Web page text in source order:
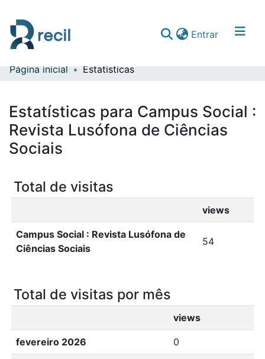
Entrar(current)
Comunidades & Coleções
Página inicial Estatísticas
Estatísticas para Campus Social :
Revista Lusófona de Ciências
Sociais
Total de visitas
views
Campus Social : Revista Lusófona de
Ciências Sociais
54
Total de visitas por mês
views
fevereiro 2026 0